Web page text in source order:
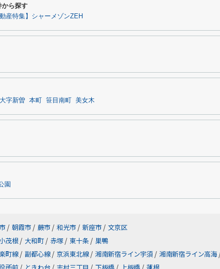
から探す
動産特集】シャーメゾンZEH
大字新曽 本町 笹目南町 美女木
園
/ 朝霞市 / 蕨市 / 和光市 / 新座市 / 文京区
茂根 / 大和町 / 赤塚 / 東十条 / 巣鴨
町線 / 副都心線 / 京浜東北線 / 湘南新宿ライン宇須 / 湘南新宿ライン高海